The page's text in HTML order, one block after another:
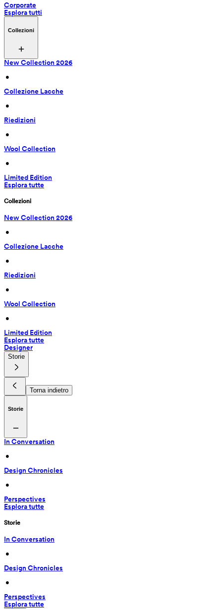
Corporate
Esplora tutti
Collezioni
New Collection 2026
•
Collezione Lacche
•
Riedizioni
•
Wool Collection
•
Limited Edition
Esplora tutte
Collezioni
New Collection 2026
•
Collezione Lacche
•
Riedizioni
•
Wool Collection
•
Limited Edition
Esplora tutte
Designer
Storie
Torna indietro
Storie
In Conversation
•
Design Chronicles
•
Perspectives
Esplora tutte
Storie
In Conversation
•
Design Chronicles
•
Perspectives
Esplora tutte